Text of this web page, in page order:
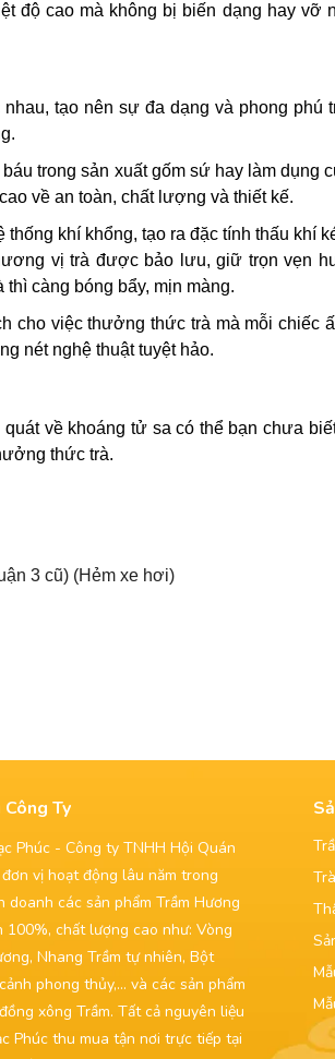
độ cao mà không bị biến dạng hay vỡ
tạo nên sự đa dạng và phong phú
trong sản xuất gốm sứ hay làm dụng
về an toàn, chất lượng và thiết kế.
khí khổng, tạo ra đặc tính thấu khí
vị trà được bảo lưu, giữ trọn vẹn
càng bóng bẩy, mịn màng.
cho việc thưởng thức trà mà mỗi chiếc
nét nghệ thuật tuyệt hảo.
về khoáng tử sa có thể bạn chưa
thức trà.
3 cũ) (Hẻm xe hơi)
Ty
Phúc - Công ty TNHH Hội Quán
vị hoạt động lâu năm trong
doanh các sản phẩm Trầm Hương
100%, chất lượng cao như: Vòng
Nhang Trầm tự nhiên, Bột
phong thủy,... và các sản phẩm
xông Trầm. Tất cả nguyên liệu
Phúc thu mua tận nơi trực tiếp tại
Trà